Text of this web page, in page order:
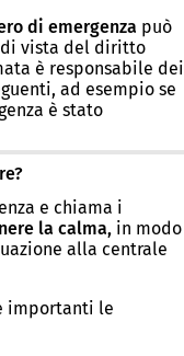
di emergenza può
di vista del diritto
è responsabile dei
ad esempio se
è stato
e chiama i
la calma, in modo
alla centrale
importanti le